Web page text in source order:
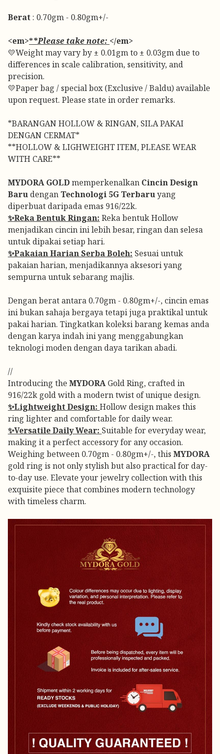
Berat : 0.70gm - 0.80gm+/-
<em>**Please take note: </em>
💛Weight may vary by ± 0.01gm to ± 0.03gm due to
differences in scale calibration, sensitivity, and
precision.
💛Paper bag / special box (Exclusive / Baldu) available
upon request. Please state in order remarks.
*BARANGAN HOLLOW & RINGAN, SILA PAKAI
DENGAN CERMAT*
**HOLLOW & LIGHWEIGHT ITEM, PLEASE WEAR
WITH CARE**
MYDORA GOLDmemperkenalkan Cincin Design
Baru dengan Technologi 5G Terbaruyang
diperbuat daripada emas 916/22k.
✨Reka Bentuk Ringan: Reka bentuk Hollow
menjadikan cincin ini lebih besar, ringan dan selesa
untuk dipakai setiap hari.
✨Pakaian Harian Serba Boleh: Sesuai untuk
pakaian harian, menjadikannya aksesori yang
sempurna untuk sebarang majlis.
Dengan berat antara 0.70gm - 0.80gm+/-, cincin emas
ini bukan sahaja bergaya tetapi juga praktikal untuk
pakai harian. Tingkatkan koleksi barang kemas anda
dengan karya indah ini yang menggabungkan
teknologi moden dengan daya tarikan abadi.
//
Introducing the MYDORA Gold Ring, crafted in
916/22k gold with a modern twist of unique design.
✨Lightweight Design: Hollow design makes this
ring lighter and comfortable for daily wear.
✨Versatile Daily Wear: Suitable for everyday wear,
making it a perfect accessory for any occasion.
Weighing between 0.70gm - 0.80gm+/-, this MYDORA
gold ring is not only stylish but also practical for day-
to-day use. Elevate your jewelry collection with this
exquisite piece that combines modern technology
with timeless charm.